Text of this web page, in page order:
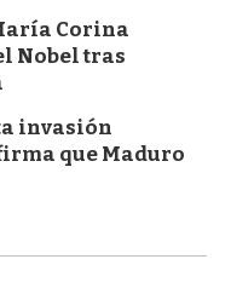
Corina
Nobel tras
invasión
que Maduro